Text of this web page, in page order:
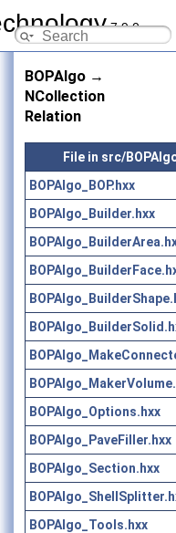
7.9.0
BOPAlgo →
NCollection
Relation
File in src/
BOPAlgo_BOP.hxx
BOPAlgo_Builder.hxx
BOPAlgo_Options.hxx
BOPAlgo_PaveFiller.hxx
BOPAlgo_Section.hxx
BOPAlgo_Tools.hxx